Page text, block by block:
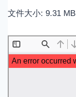
文件大小: 9.31 MB